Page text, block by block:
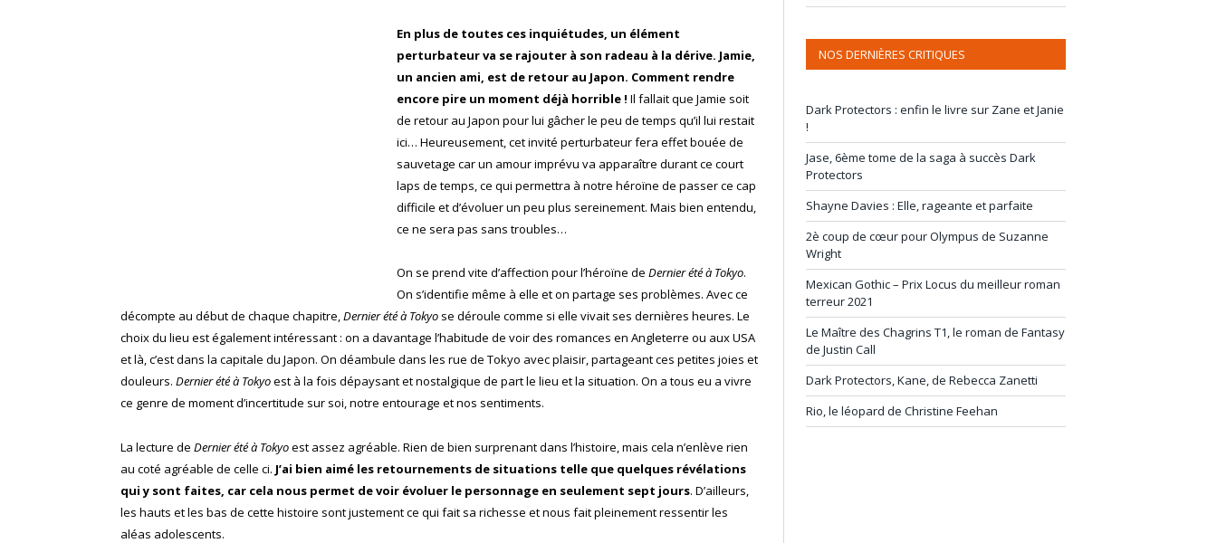
En plus de toutes ces inquiétudes, un élément
perturbateur va se rajouter à son radeau à la dérive. Jamie,
un ancien ami, est de retour au Japon. Comment rendre
encore pire un moment déjà horrible ! Il fallait que Jamie soit
de retour au Japon pour lui gâcher le peu de temps qu’il lui restait
ici… Heureusement, cet invité perturbateur fera effet bouée de
sauvetage car un amour imprévu va apparaître durant ce court
laps de temps, ce qui permettra à notre héroïne de passer ce cap
difficile et d’évoluer un peu plus sereinement. Mais bien entendu,
ce ne sera pas sans troubles…
On se prend vite d’affection pour l’héroïne de Dernier été à Tokyo.
On s’identifie même à elle et on partage ses problèmes. Avec ce
décompte au début de chaque chapitre,Dernier été à Tokyo se déroule comme si elle vivait ses dernières heures. Le
choix du lieu est également intéressant : on a davantage l’habitude de voir des romances en Angleterre ou aux USA
et là, c’est dans la capitale du Japon. On déambule dans les rue de Tokyo avec plaisir, partageant ces petites joies et
douleurs. Dernier été à Tokyoest à la fois dépaysant et nostalgique de part le lieu et la situation. On a tous eu a vivre
ce genre de moment d’incertitude sur soi, notre entourage et nos sentiments.
La lecture de Dernier été à Tokyoest assez agréable. Rien de bien surprenant dans l’histoire, mais cela n’enlève rien
au coté agréable de celle ci. J’ai bien aimé les retournements de situations telle que quelques révélations
qui y sont faites, car cela nous permet de voir évoluer le personnage en seulement sept jours. D’ailleurs,
les hauts et les bas de cette histoire sont justement ce qui fait sa richesse et nous fait pleinement ressentir les
aléas adolescents.
NOS DERNIÈRES CRITIQUES
Dark Protectors : enfin le livre sur Zane et Janie
!
Jase, 6ème tome de la saga à succès Dark
Protectors
Shayne Davies : Elle, rageante et parfaite
2è coup de cœur pour Olympus de Suzanne
Wright
Mexican Gothic – Prix Locus du meilleur roman
terreur 2021
Le Maître des Chagrins T1, le roman de Fantasy
de Justin Call
Dark Protectors, Kane, de Rebecca Zanetti
Rio, le léopard de Christine Feehan